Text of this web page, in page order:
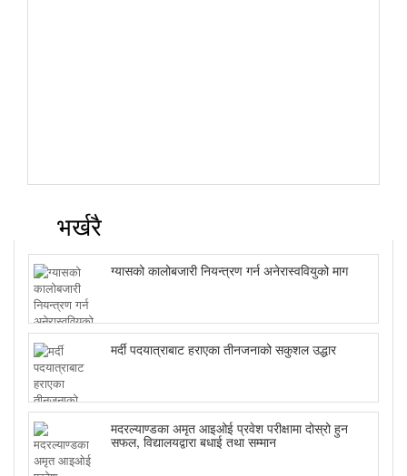
भर्खरै
ग्यासको कालोबजारी नियन्त्रण गर्न अनेरास्ववियुको माग
मर्दी पदयात्राबाट हराएका तीनजनाको सकुशल उद्धार
मदरल्याण्डका अमृत आइओई प्रवेश परीक्षामा दोस्रो हुन
सफल, विद्यालयद्वारा बधाई तथा सम्मान